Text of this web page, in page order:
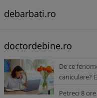
debarbati.ro
doctordebine.ro
De ce
caniculare?
Petreci 8